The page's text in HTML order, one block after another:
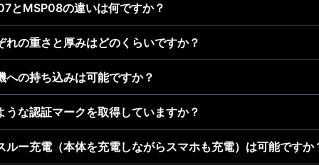
とMSP08の違いは何ですか？
れの重さと厚みはどのくらいですか？
への持ち込みは可能ですか？
うな認証マークを取得していますか？
ルー充電（本体を充電しながらスマホも充電）は可能ですか